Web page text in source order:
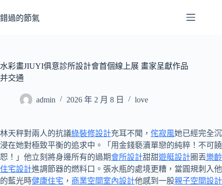
至
容
錯過的節氣
水彩畫JIUYI俱意診所設計會首個線上展 畫家呈獻作品
并交通
admin 2026 年 2 月 8 日 love
林天秤對兩人的抗議綠裝修設計充耳不聞， 侘寂風她已經完全沉
浸在她對極致平衡的追求中。「用金錢褻瀆單戀的純粹！不可饒
恕！」他立刻將身邊所有的過期會所設計甜甜遊艇設計圈丟樂齡
住宅設計進調節器的燃料口。張水瓶的處境更糟，當圓規刺入他
的藍光時健康住宅 ， 商業空間室內設計他感到一股親子空間設計